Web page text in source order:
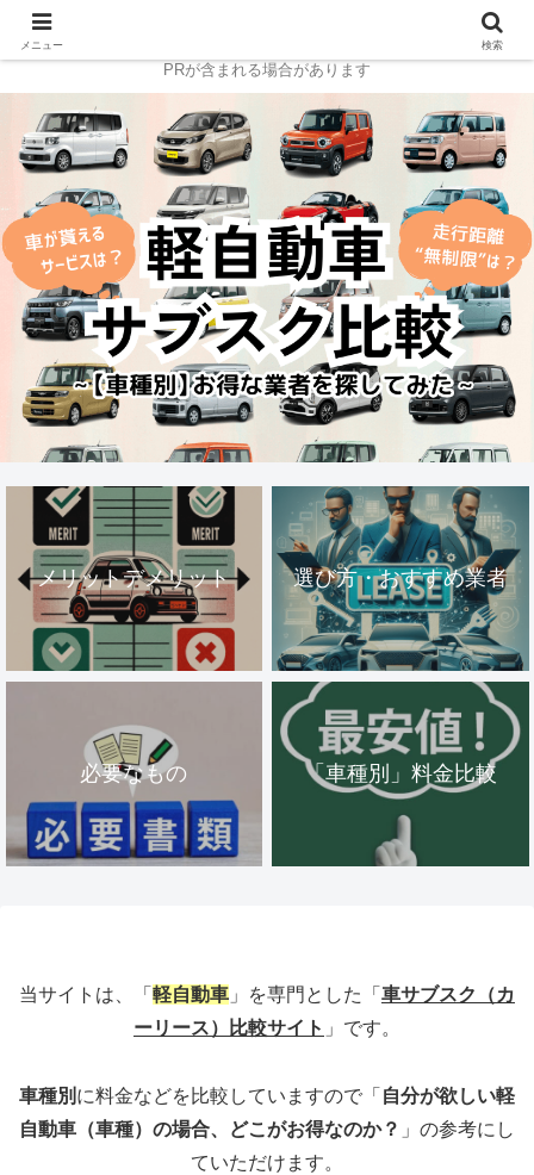
PRが含まれる場合があります
メリットデメリット 選び方・おすすめ業者
必要なもの 「車種別」料金比較
当サイトは、「 軽自動車 」を専門とした「 車サブスク（カ
ーリース）比較サイト 」です。
車種別 に料金などを比較していますので「 自分が欲しい軽
自動車（車種）の場合、どこがお得なのか？ 」の参考にし
ていただけます。
メニュー 検索